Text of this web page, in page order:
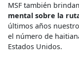
MSF también
mental sobre la
últimos años
el número de
Estados Unidos.